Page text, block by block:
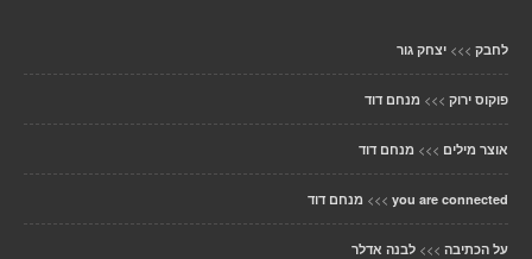
לחבק >>> יצחק גור
פוקוס ירוק >>> מנחם דוד
אוצר מילים >>> מנחם דוד
you are connected
>>> מנחם דוד
על הכתיבה >>> לבנה אדלר